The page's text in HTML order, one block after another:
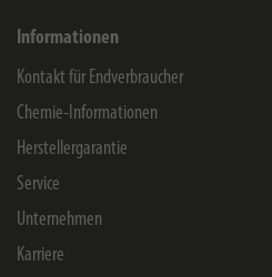
Informationen
Kontakt für Endverbraucher
Chemie-Informationen
Herstellergarantie
Service
Unternehmen
Karriere